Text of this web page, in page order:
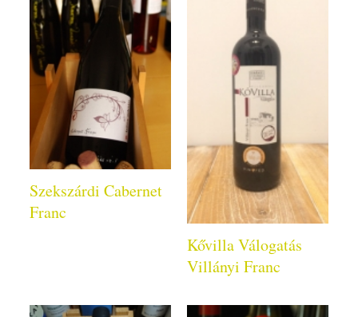
Szekszárdi Cabernet
Franc
Kővilla Válogatás
Villányi Franc